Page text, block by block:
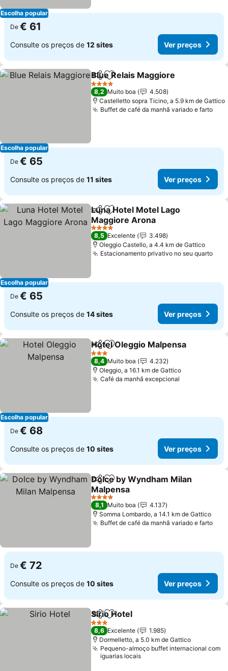
Escolha popular
De € 61
Consulte os preços de 12 sites Ver preços
Escolha popular
PartilharAdicionar aos favoritos
Blue Relais Maggiore
4 Estrelas
8,2 Muito boa
4.508
Castelletto sopra Ticino, a 5.9 km de Gattico
Buffet de café da manhã variado e farto
De € 65
Consulte os preços de 11 sites Ver preços
Escolha popular
PartilharAdicionar aos favoritos
Luna Hotel Motel Lago
Maggiore Arona
4 Estrelas
8,5 Excelente
3.498
Oleggio Castello, a 4.4 km de Gattico
Estacionamento privativo no seu quarto
De € 65
Consulte os preços de 14 sites Ver preços
Escolha popular
PartilharAdicionar aos favoritos
Hotel Oleggio Malpensa
3 Estrelas
8,4 Muito boa
4.232
Oleggio, a 16.1 km de Gattico
Café da manhã excepcional
De € 68
Consulte os preços de 10 sites Ver preços
PartilharAdicionar aos favoritos
Dolce by Wyndham Milan
Malpensa
4 Estrelas
8,1 Muito boa
4.137
Somma Lombardo, a 14.1 km de Gattico
Buffet de café da manhã variado e farto
De € 72
Consulte os preços de 10 sites Ver preços
PartilharAdicionar aos favoritos
Sirio Hotel
3 Estrelas
8,6 Excelente
1.985
Dormelletto, a 5.0 km de Gattico
Pequeno-almoço buffet internacional com
iguarias locais